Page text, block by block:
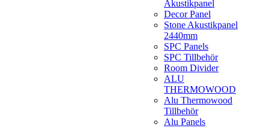
Akustikpanel
Decor Panel
Stone Akustikpanel
2440mm
SPC Panels
SPC Tillbehör
Room Divider
ALU
THERMOWOOD
Alu Thermowood
Tillbehör
Alu Panels